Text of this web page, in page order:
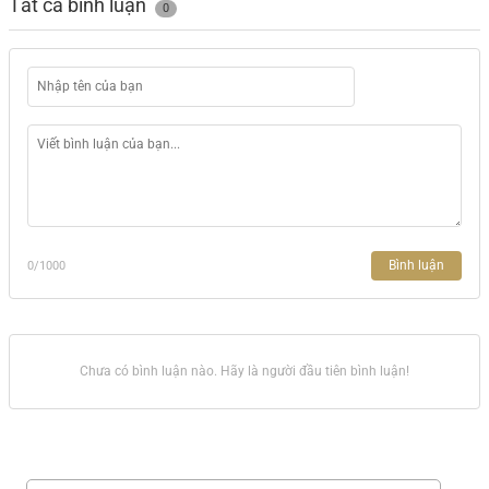
Tất cả bình luận 0
0/1000 Bình luận
Chưa có bình luận nào. Hãy là người đầu tiên bình luận!